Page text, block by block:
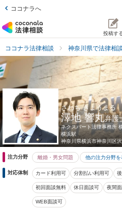
ココナラへ
投稿す
ココナラ法律相談 神奈川県で法律相
さわち きょうまる
澤地 響丸弁護
ネクスパート法律事務所
横浜駅
神奈川県横浜市神奈川区
注力分野 離婚・男女問題 他の注力分野を
対応体制 カード利用可 分割払い利用可
初回面談無料 休日面談可 夜間
WEB面談可